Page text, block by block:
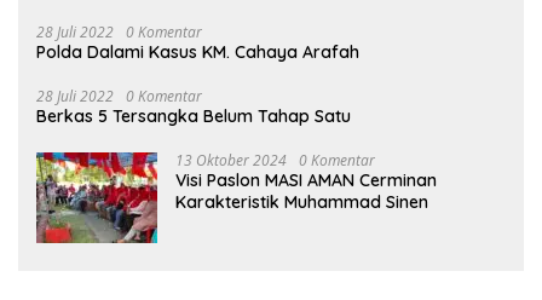
28 Juli 2022 0 Komentar
Polda Dalami Kasus KM. Cahaya Arafah
28 Juli 2022 0 Komentar
Berkas 5 Tersangka Belum Tahap Satu
13 Oktober 2024 0 Komentar
Visi Paslon MASI AMAN Cerminan
Karakteristik Muhammad Sinen